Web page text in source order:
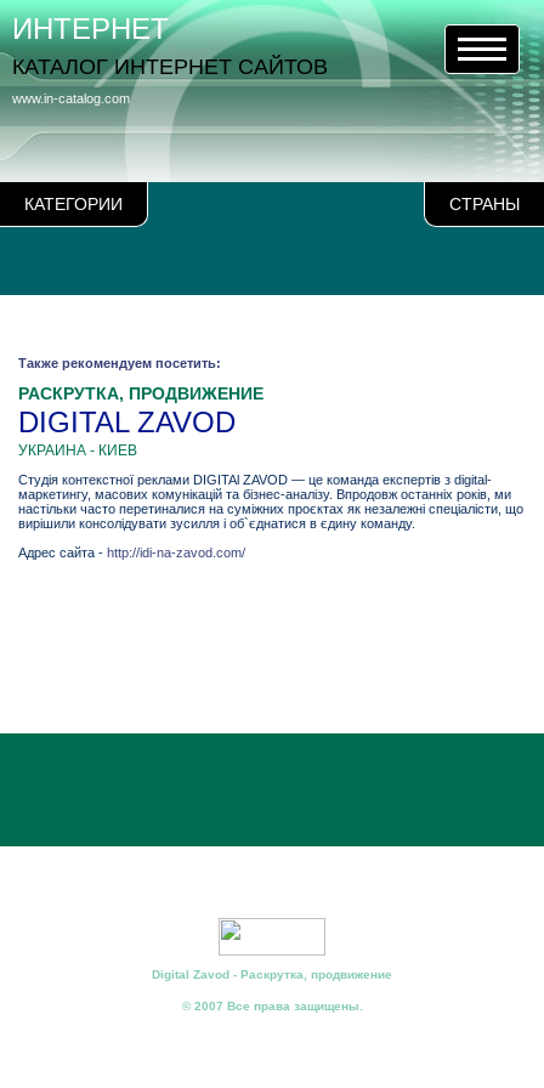
КАТЕГОРИИ СТРАНЫ
www.in-catalog.com
ИНТЕРНЕТ
КАТАЛОГ ИНТЕРНЕТ САЙТОВ
Также рекомендуем посетить:
РАСКРУТКА, ПРОДВИЖЕНИЕ
DIGITAL ZAVOD
УКРАИНА - КИЕВ
Студія контекстної реклами DIGITAl ZAVOD — це команда експертів з digital-
маркетингу, масових комунікацій та бізнес-аналізу. Впродовж останніх років, ми
настільки часто перетиналися на суміжних проєктах як незалежні спеціалісти, що
вирішили консолідувати зусилля і об`єднатися в єдину команду.
Адрес сайта - http://idi-na-zavod.com/
Digital Zavod - Раскрутка, продвижение
© 2007 Все права защищены.